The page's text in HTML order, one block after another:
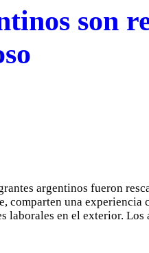
son
argentinos fueron
comparten una
laborales en el exterior.